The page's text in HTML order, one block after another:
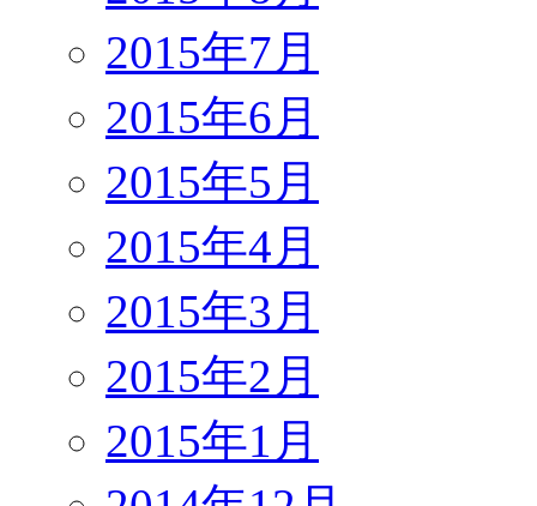
2015年7月
2015年6月
2015年5月
2015年4月
2015年3月
2015年2月
2015年1月